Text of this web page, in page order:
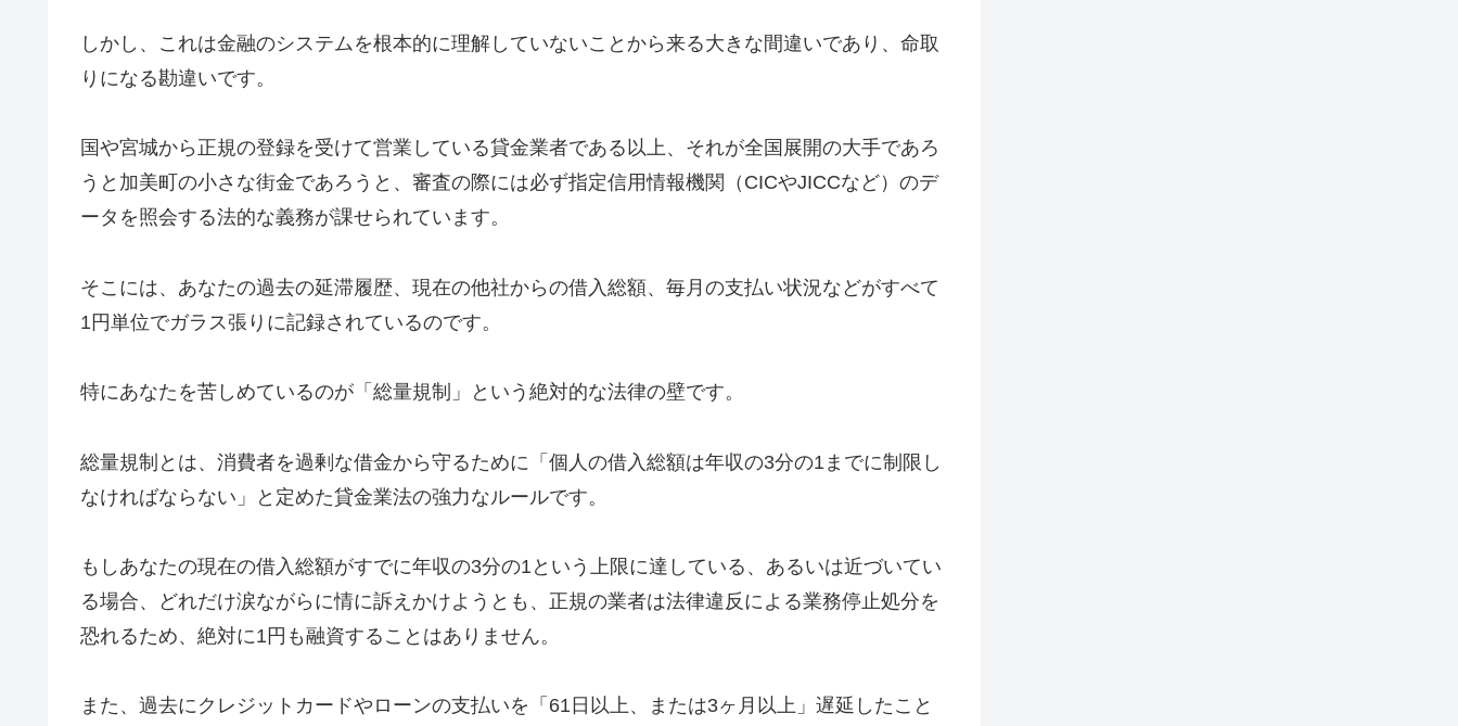
しかし、これは金融のシステムを根本的に理解していないことから来る大きな間違いであり、命取
りになる勘違いです。
国や宮城から正規の登録を受けて営業している貸金業者である以上、それが全国展開の大手であろ
うと加美町の小さな街金であろうと、審査の際には必ず指定信用情報機関（CICやJICCなど）のデ
ータを照会する法的な義務が課せられています。
そこには、あなたの過去の延滞履歴、現在の他社からの借入総額、毎月の支払い状況などがすべて
1円単位でガラス張りに記録されているのです。
特にあなたを苦しめているのが「総量規制」という絶対的な法律の壁です。
総量規制とは、消費者を過剰な借金から守るために「個人の借入総額は年収の3分の1までに制限し
なければならない」と定めた貸金業法の強力なルールです。
もしあなたの現在の借入総額がすでに年収の3分の1という上限に達している、あるいは近づいてい
る場合、どれだけ涙ながらに情に訴えかけようとも、正規の業者は法律違反による業務停止処分を
恐れるため、絶対に1円も融資することはありません。
また、過去にクレジットカードやローンの支払いを「61日以上、または3ヶ月以上」遅延したこと